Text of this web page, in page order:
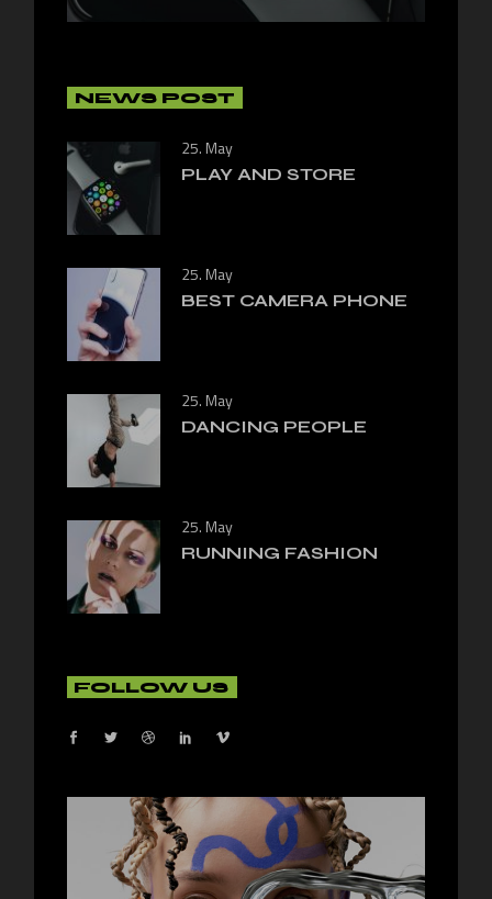
NEWS POST
25. May
PLAY AND STORE
25. May
BEST CAMERA PHONE
25. May
DANCING PEOPLE
25. May
RUNNING FASHION
FOLLOW US